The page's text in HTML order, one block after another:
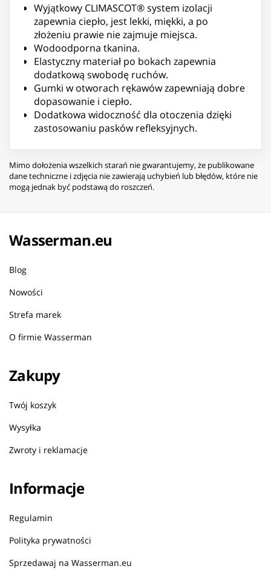
Wyjątkowy CLIMASCOT® system izolacji
zapewnia ciepło, jest lekki, miękki, a po
złożeniu prawie nie zajmuje miejsca.
Wodoodporna tkanina.
Elastyczny materiał po bokach zapewnia
dodatkową swobodę ruchów.
Gumki w otworach rękawów zapewniają dobre
dopasowanie i ciepło.
Dodatkowa widoczność dla otoczenia dzięki
zastosowaniu pasków refleksyjnych.
Mimo dołożenia wszelkich starań nie gwarantujemy, że publikowane
dane techniczne i zdjęcia nie zawierają uchybień lub błędów, które nie
mogą jednak być podstawą do roszczeń.
Wasserman.eu
Blog
Nowości
Strefa marek
O firmie Wasserman
Zakupy
Twój koszyk
Wysyłka
Zwroty i reklamacje
Informacje
Regulamin
Polityka prywatności
Sprzedawaj na Wasserman.eu